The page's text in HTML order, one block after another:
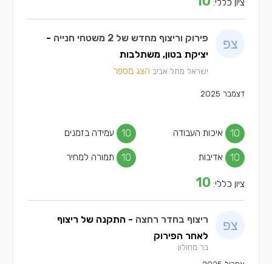
פירוק וריצוף מחדש של 2 משטחי חנייה
-
יציקת בטון, משתלבות
ישראל מתל אביב הצג מספר
דצמבר 2025
איכות העבודה 10 עמידה בזמנים 10
אדיבות 10 תמורה למחיר 10
ציון כללי: 10
ריצוף בחדר רחצה - התקנה של ריצוף
לאחר הפירוק
בר מחולון